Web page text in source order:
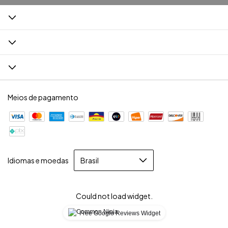
Meios de pagamento
Idiomas e moedas
Could not load widget.
Free Google Reviews Widget